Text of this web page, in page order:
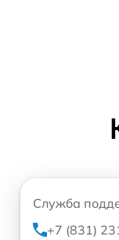
Служба
+7 (831)